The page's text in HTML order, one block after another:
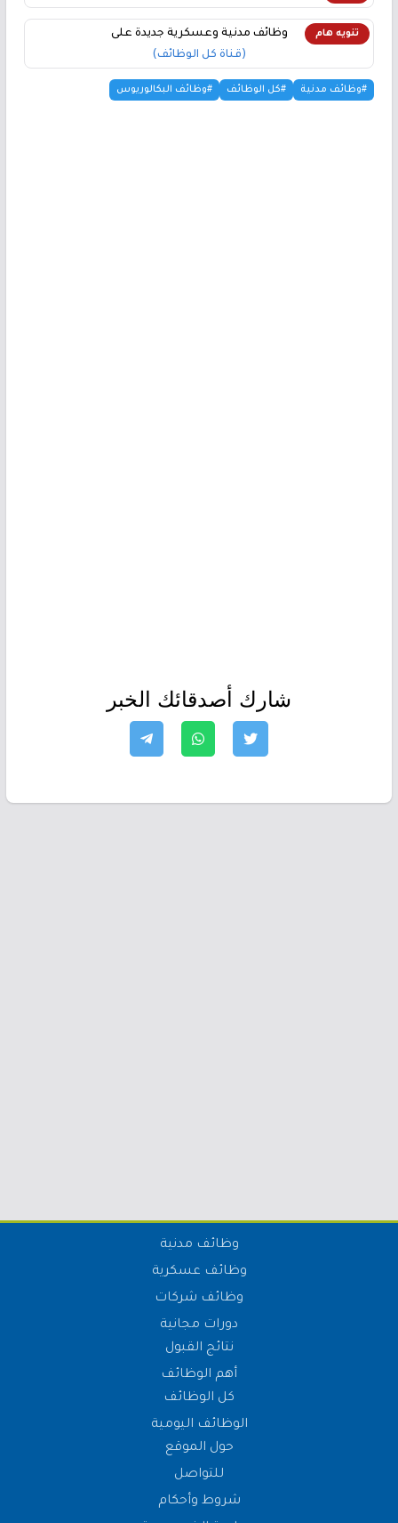
تنويه هام
وظائف مدنية وعسكرية جديدة على
(قناة كل الوظائف)
#وظائف مدنية #كل الوظائف #وظائف البكالوريوس
شارك أصدقائك الخبر
وظائف مدنية
وظائف عسكرية
وظائف شركات
دورات مجانية
نتائج القبول
أهم الوظائف
كل الوظائف
الوظائف اليومية
حول الموقع
للتواصل
شروط وأحكام